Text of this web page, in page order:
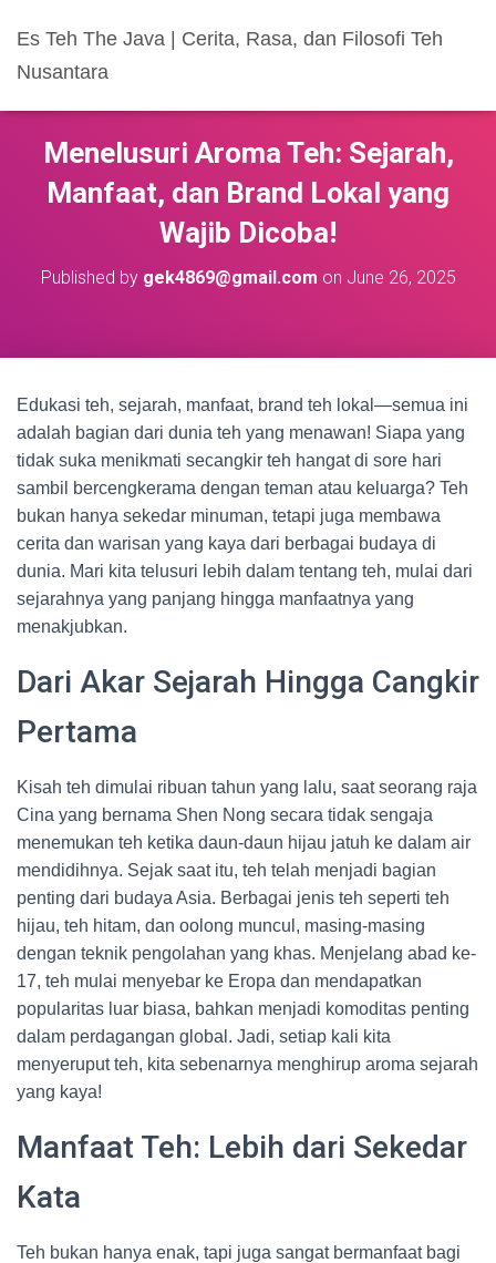
Es Teh The Java | Cerita, Rasa, dan Filosofi Teh
Nusantara
Menelusuri Aroma Teh: Sejarah,
Manfaat, dan Brand Lokal yang
Wajib Dicoba!
Published by gek4869@gmail.com on June 26, 2025
Edukasi teh, sejarah, manfaat, brand teh lokal—semua ini
adalah bagian dari dunia teh yang menawan! Siapa yang
tidak suka menikmati secangkir teh hangat di sore hari
sambil bercengkerama dengan teman atau keluarga? Teh
bukan hanya sekedar minuman, tetapi juga membawa
cerita dan warisan yang kaya dari berbagai budaya di
dunia. Mari kita telusuri lebih dalam tentang teh, mulai dari
sejarahnya yang panjang hingga manfaatnya yang
menakjubkan.
Dari Akar Sejarah Hingga Cangkir
Pertama
Kisah teh dimulai ribuan tahun yang lalu, saat seorang raja
Cina yang bernama Shen Nong secara tidak sengaja
menemukan teh ketika daun-daun hijau jatuh ke dalam air
mendidihnya. Sejak saat itu, teh telah menjadi bagian
penting dari budaya Asia. Berbagai jenis teh seperti teh
hijau, teh hitam, dan oolong muncul, masing-masing
dengan teknik pengolahan yang khas. Menjelang abad ke-
17, teh mulai menyebar ke Eropa dan mendapatkan
popularitas luar biasa, bahkan menjadi komoditas penting
dalam perdagangan global. Jadi, setiap kali kita
menyeruput teh, kita sebenarnya menghirup aroma sejarah
yang kaya!
Manfaat Teh: Lebih dari Sekedar
Kata
Teh bukan hanya enak, tapi juga sangat bermanfaat bagi